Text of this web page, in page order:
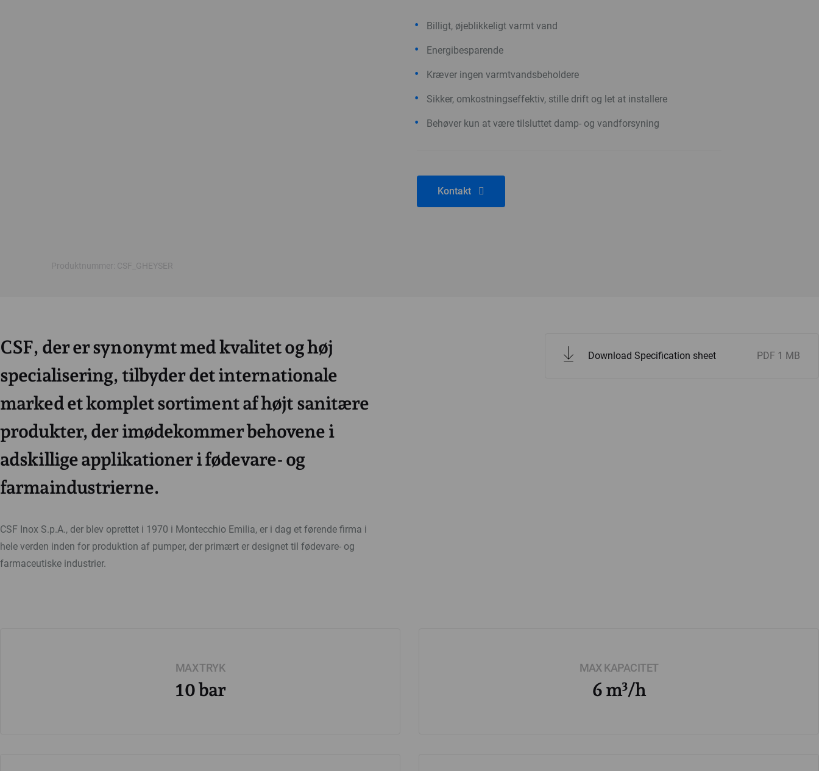
Billigt, øjeblikkeligt varmt vand
Energibesparende
Kræver ingen varmtvandsbeholdere
Sikker, omkostningseffektiv, stille drift og let at installere
Behøver kun at være tilsluttet damp- og vandforsyning
Kontakt
Produktnummer: CSF_GHEYSER
CSF, der er synonymt med kvalitet og høj
specialisering, tilbyder det internationale
marked et komplet sortiment af højt sanitære
produkter, der imødekommer behovene i
adskillige applikationer i fødevare- og
farmaindustrierne.
CSF Inox S.p.A., der blev oprettet i 1970 i Montecchio Emilia, er i dag et førende firma i
hele verden inden for produktion af pumper, der primært er designet til fødevare- og
farmaceutiske industrier.
Download Specification sheet PDF 1 MB
MAX TRYK
10 bar
MAX KAPACITET
6 m³/h